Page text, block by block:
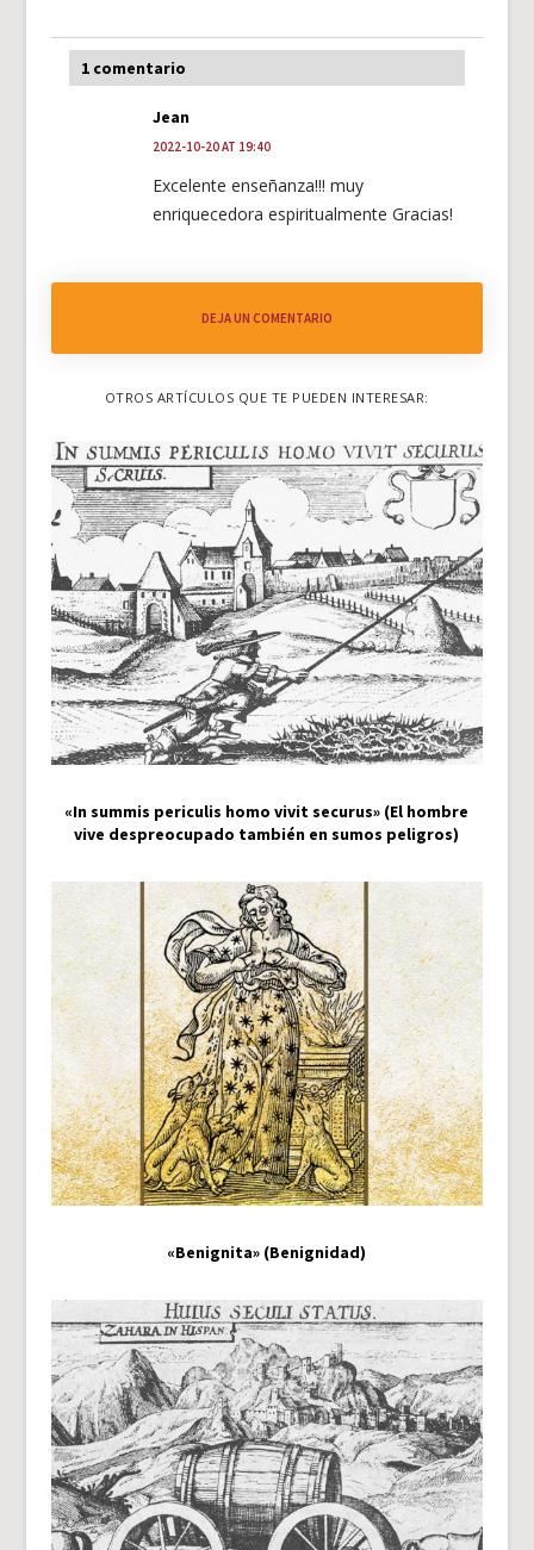
1 comentario
Jean
2022-10-20 AT 19:40
Excelente enseñanza!!! muy
enriquecedora espiritualmente Gracias!
DEJA UN COMENTARIO
OTROS ARTÍCULOS QUE TE PUEDEN INTERESAR:
«In summis periculis homo vivit securus» (El hombre
vive despreocupado también en sumos peligros)
«Benignita» (Benignidad)